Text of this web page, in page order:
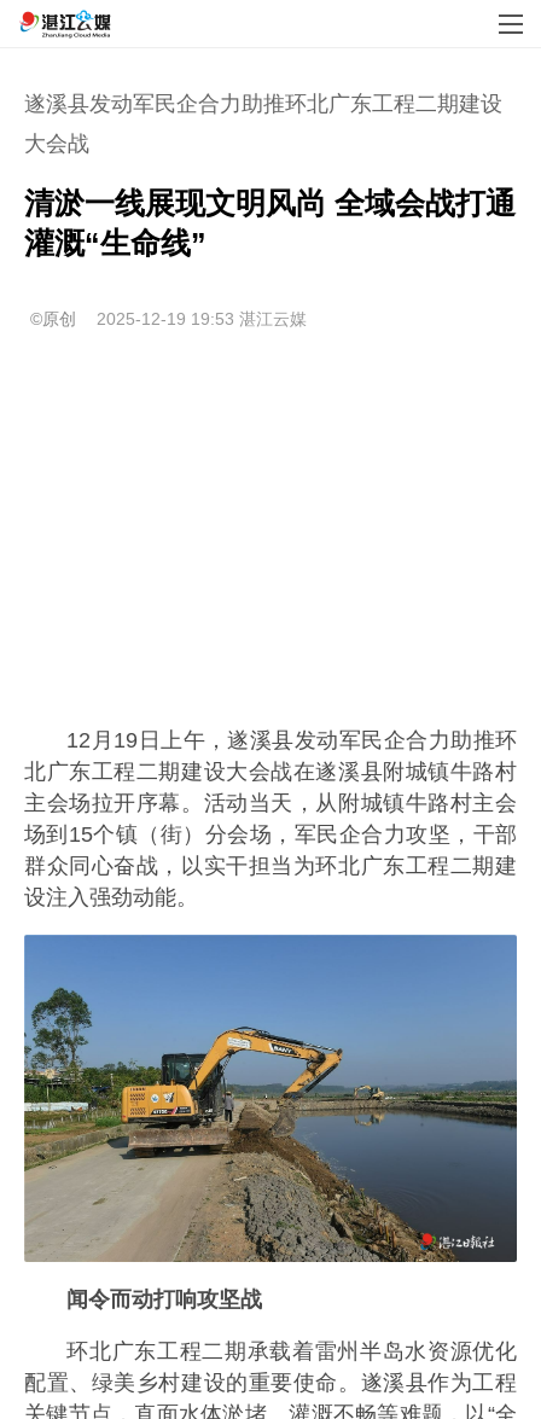
遂溪县发动军民企合力助推环北广东工程二期建设
大会战
清淤一线展现文明风尚 全域会战打通
灌溉“生命线”
©原创 2025-12-19 19:53 湛江云媒
12月19日上午，遂溪县发动军民企合力助推环
北广东工程二期建设大会战在遂溪县附城镇牛路村
主会场拉开序幕。活动当天，从附城镇牛路村主会
场到15个镇（街）分会场，军民企合力攻坚，干部
群众同心奋战，以实干担当为环北广东工程二期建
设注入强劲动能。
闻令而动打响攻坚战
环北广东工程二期承载着雷州半岛水资源优化
配置、绿美乡村建设的重要使命。遂溪县作为工程